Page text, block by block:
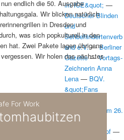
endlich die 50. Ausgabe
Wir blicken natürlich
in Dresden und
was sich popkulturell in den
hat. Zwei Pakete lagen übrigens
Wir holen das nächstes
im ICE&quot; —
Deutscher Blinden
und
Sehbehindertenverb
and e.V.—Berliner
Gazette—Vortags-
Zeichnerin Anna
Lena— BQV.
&quot;Fans
Kultur&quot; am 26.
Mai 2012
Gabriele Schlipf—